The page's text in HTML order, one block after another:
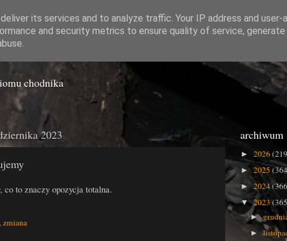
Gówna
chodnika
2023
to znaczy opozycja totalna.
, zmiana
archiwum
► 2026
►2025
► 2024
▼2023
►
►
its services and to analyze traffic. Your IP address and user-
and security metrics to ensure quality of service, generate